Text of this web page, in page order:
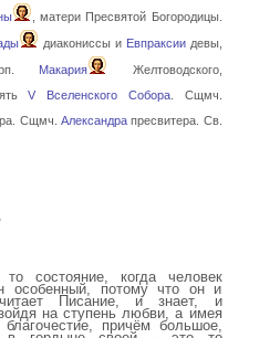
, матери Пресвятой Богородицы.
диакониссы и Евпраксиидевы,
Макария
Желтоводского,
V Вселенского Собора. Сщмч.
Сщмч. Александрапресвитера. Св.
состояние, когда человек
особенный, потому что он и
Писание, и знает, и
на ступень любви, а имея
причём большое,